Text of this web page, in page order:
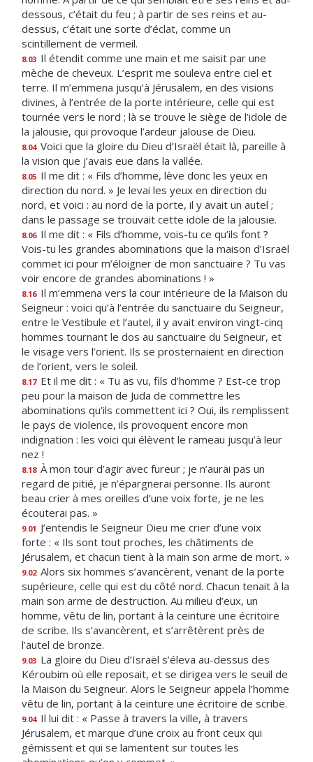
dessous, c’était du feu ; à partir de ses reins et au-
dessus, c’était une sorte d’éclat, comme un
scintillement de vermeil.
8.03 Il étendit comme une main et me saisit par une
mèche de cheveux. L’esprit me souleva entre ciel et
terre. Il m’emmena jusqu’à Jérusalem, en des visions
divines, à l’entrée de la porte intérieure, celle qui est
tournée vers le nord ; là se trouve le siège de l’idole de
la jalousie, qui provoque l’ardeur jalouse de Dieu.
8.04 Voici que la gloire du Dieu d’Israël était là, pareille à
la vision que j’avais eue dans la vallée.
8.05 Il me dit : « Fils d’homme, lève donc les yeux en
direction du nord. » Je levai les yeux en direction du
nord, et voici : au nord de la porte, il y avait un autel ;
dans le passage se trouvait cette idole de la jalousie.
8.06 Il me dit : « Fils d’homme, vois-tu ce qu’ils font ?
Vois-tu les grandes abominations que la maison d’Israël
commet ici pour m’éloigner de mon sanctuaire ? Tu vas
voir encore de grandes abominations ! »
8.16 Il m’emmena vers la cour intérieure de la Maison du
Seigneur : voici qu’à l’entrée du sanctuaire du Seigneur,
entre le Vestibule et l’autel, il y avait environ vingt-cinq
hommes tournant le dos au sanctuaire du Seigneur, et
le visage vers l’orient. Ils se prosternaient en direction
de l’orient, vers le soleil.
8.17 Et il me dit : « Tu as vu, fils d’homme ? Est-ce trop
peu pour la maison de Juda de commettre les
abominations qu’ils commettent ici ? Oui, ils remplissent
le pays de violence, ils provoquent encore mon
indignation : les voici qui élèvent le rameau jusqu’à leur
nez !
8.18 À mon tour d’agir avec fureur ; je n’aurai pas un
regard de pitié, je n’épargnerai personne. Ils auront
beau crier à mes oreilles d’une voix forte, je ne les
écouterai pas. »
9.01 J’entendis le Seigneur Dieu me crier d’une voix
forte : « Ils sont tout proches, les châtiments de
Jérusalem, et chacun tient à la main son arme de mort. »
9.02 Alors six hommes s’avancèrent, venant de la porte
supérieure, celle qui est du côté nord. Chacun tenait à la
main son arme de destruction. Au milieu d’eux, un
homme, vêtu de lin, portant à la ceinture une écritoire
de scribe. Ils s’avancèrent, et s’arrêtèrent près de
l’autel de bronze.
9.03 La gloire du Dieu d’Israël s’éleva au-dessus des
Kéroubim où elle reposait, et se dirigea vers le seuil de
la Maison du Seigneur. Alors le Seigneur appela l’homme
vêtu de lin, portant à la ceinture une écritoire de scribe.
9.04 Il lui dit : « Passe à travers la ville, à travers
Jérusalem, et marque d’une croix au front ceux qui
gémissent et qui se lamentent sur toutes les